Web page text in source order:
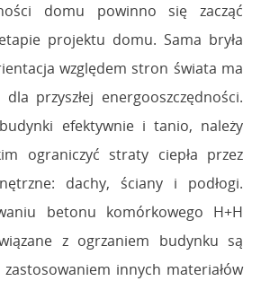
domu powinno się zacząć
projektu domu. Sama bryła
względem stron świata ma
przyszłej energooszczędności.
efektywnie i tanio, należy
ograniczyć straty ciepła przez
dachy, ściany i podłogi.
betonu komórkowego H+H
z ogrzaniem budynku są
zastosowaniem innych materiałów